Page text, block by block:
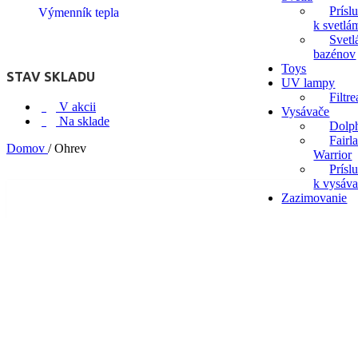
k
bazénov
Toys
UV lampy
Vysávače
Warrior
k
Zazimovanie
Výmenník tepla
STAV SKLADU
V akcii
Na sklade
Domov / Ohrev